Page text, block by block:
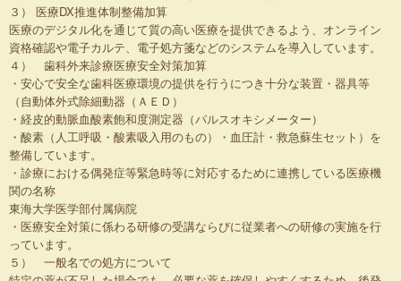
３） 医療DX推進体制整備加算
医療のデジタル化を通じて質の高い医療を提供できるよう、オンライン
資格確認や電子カルテ、電子処方箋などのシステムを導入しています。
４） 歯科外来診療医療安全対策加算
・安心で安全な歯科医療環境の提供を行うにつき十分な装置・器具等
（自動体外式除細動器（ＡＥＤ）
・経皮的動脈血酸素飽和度測定器（パルスオキシメーター）
・酸素（人工呼吸・酸素吸入用のもの）・血圧計・救急蘇生セット）を
整備しています。
・診療における偶発症等緊急時等に対応するために連携している医療機
関の名称
東海大学医学部付属病院
・医療安全対策に係わる研修の受講ならびに従業者への研修の実施を行
っています。
５） 一般名での処方について